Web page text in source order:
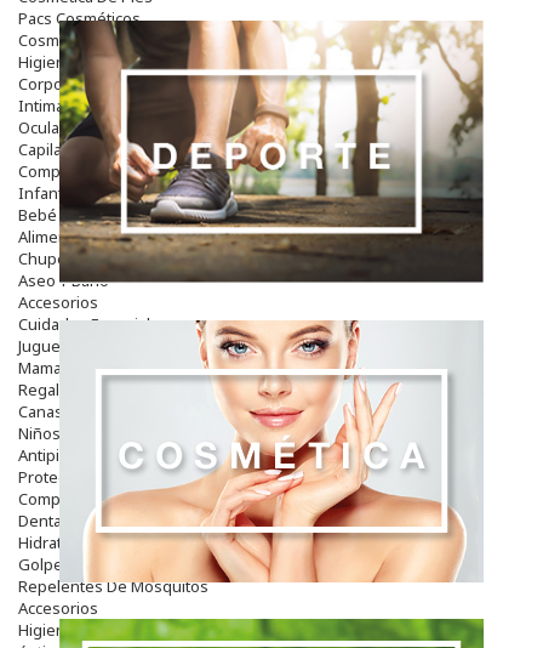
Pacs Cosméticos
Cosmetica Facial Piel Sensible
Higiene
Corporal
Intima
Ocular
Capilar
Complementos
Infantil
Bebé
Alimentación Y Complementos
Chupetes Y Mordedores
Aseo Y Baño
Accesorios
Cuidados Especiales
Juguetes
Mama
Regalos
Canastilla
Niños
Antipiojos
Protección Solar
Complementos Alimentarios
Dentales
Hidratantes
Golpes Y Hematomas
Repelentes De Mosquitos
Accesorios
Higiene